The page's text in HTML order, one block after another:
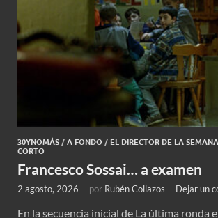
30YNOMÁS / A FONDO / EL DIRECTOR DE LA SEMANA
CORTO
Francesco Sossai… a examen
2 agosto, 2026 - por Rubén Collazos - Dejar un
En la secuencia inicial de La última ronda